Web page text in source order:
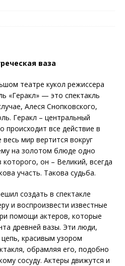
ваза
театре кукол режиссера
«Геракл» — это спектакль
Алеся Снопковского,
Геракл – центральный
происходит все действие в
мир вертится вокруг
на золотом блюде одно
он – Великий, всегда
участь. Такова судьба.
создать в спектакле
и воспроизвести известные
помощи актеров, которые
древней вазы. Эти люди,
красивым узором
обрамляя его, подобно
сосуду. Актеры движутся и